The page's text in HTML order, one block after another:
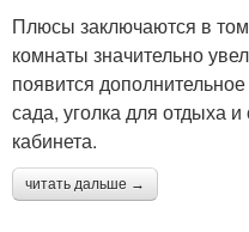
Плюсы заключаются в
комнаты значительно
появится
сада, уголка для отдыха
кабинета.
читать дальше →